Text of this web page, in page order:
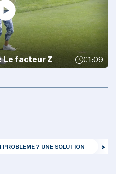
Le facteur Z 01:09
PROBLÈME ? UNE SOLUTION !